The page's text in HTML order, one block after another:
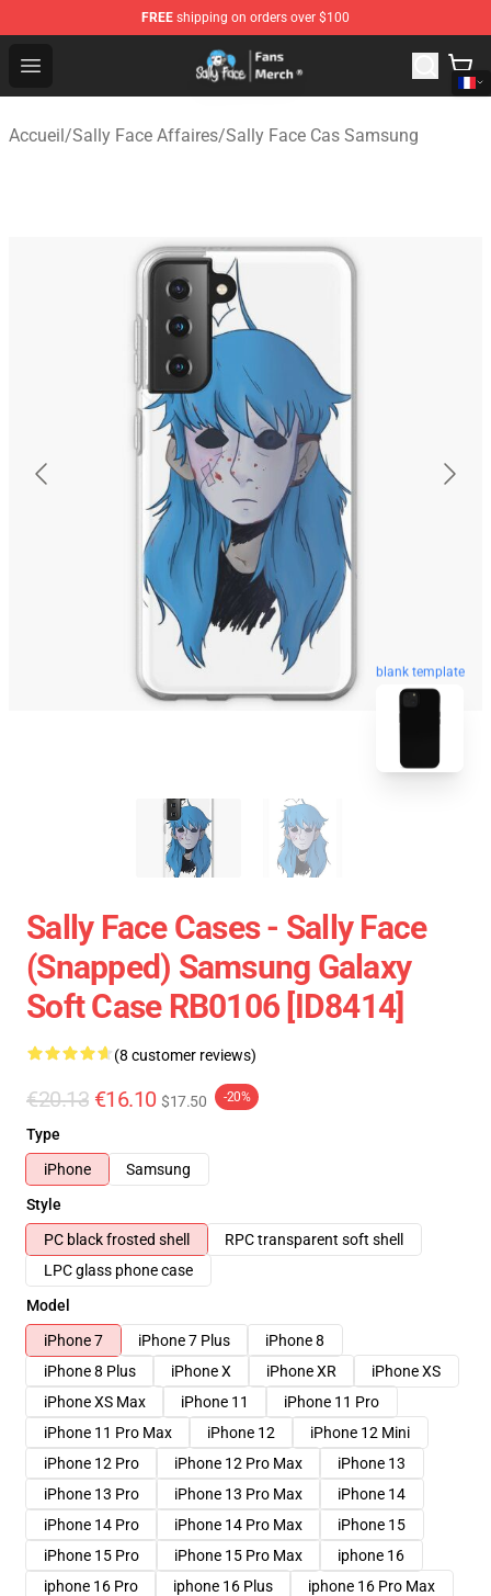
FREE shipping on orders over $100
Open menu
Sally Face Store - Official Sally Face Merchandise Shop
Accueil/Sally Face Affaires/Sally Face Cas Samsung
blank template
Sally Face Cases - Sally Face
(Snapped) Samsung Galaxy
Soft Case RB0106 [ID8414]
(8 customer reviews)
€20.13 €16.10 $17.50 -20%
Type
iPhone
Samsung
Style
PC black frosted shell
RPC transparent soft shell
LPC glass phone case
Model
iPhone 7
iPhone 7 Plus
iPhone 8
iPhone 8 Plus
iPhone X iPhone XR
iPhone XS
iPhone XS Max
iPhone 11
iPhone 11 Pro
iPhone 11 Pro Max
iPhone 12
iPhone 12 Mini
iPhone 12 Pro
iPhone 12 Pro Max
iPhone 13
iPhone 13 Pro
iPhone 13 Pro Max
iPhone 14
iPhone 14 Pro
iPhone 14 Pro Max
iPhone 15
iPhone 15 Pro
iPhone 15 Pro Max
iphone 16
iphone 16 Pro
iphone 16 Plus iphone 16 Pro Max